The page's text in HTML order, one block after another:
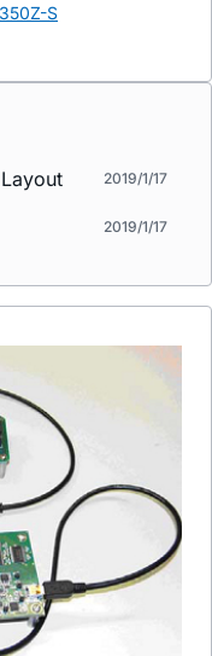
S
2019/1/17
2019/1/17